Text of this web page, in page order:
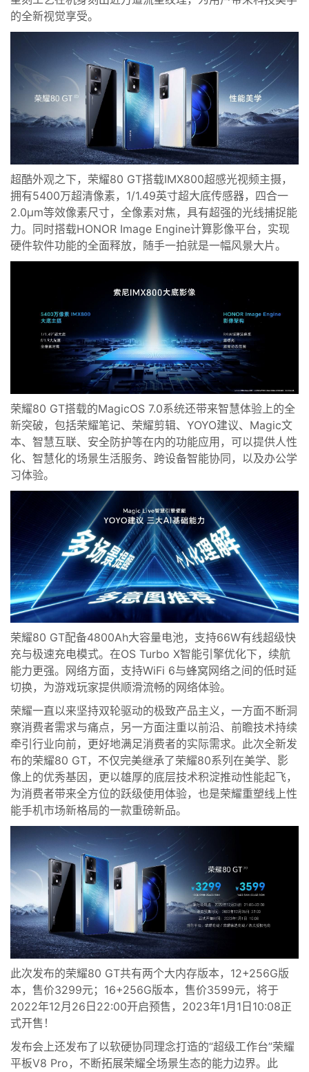
的全新视觉享受。
超酷外观之下， 荣耀80 GT搭载IMX800超感光视频主摄，
拥有5400万超清像素，1/1.49英寸超大底传感器，四合一
2.0μm等效像素尺寸，全像素对焦，具有超强的光线捕捉能
力。
同时搭载HONOR Image Engine计算影像平台，实现
硬件软件功能的全面释放，
随手一拍就是一幅风景大片。
荣耀80 GT搭载的MagicOS 7.0系统还带来智慧体验上的全
新突破， 包括荣耀笔记、 荣耀剪辑、YOYO建议、Magic文
本、智慧互联、安全防护等在内的功能应用，可以提供人性
化、智慧化的场景生活服务、跨设备智能协同，以及办公学
习体验。
荣耀80 GT配备4800Ah大容量电池，支持66W有线超级快
充与极速充电模式。 在OS Turbo X智能引擎优化下， 续航
能力更强。 网络方面， 支持WiFi 6与蜂窝网络之间的低时延
切换，为游戏玩家提供顺滑流畅的网络体验。
荣耀一直以来坚持双轮驱动的极致产品主义，一方面不断洞
察消费者需求与痛点，另一方面注重以前沿、前瞻技术持续
牵引行业向前，
更好地满足消费者的实际需求。此次全新发
布的荣耀80 GT， 不仅完美继承了荣耀80系列 在美学、影
像上的优秀基因 ，更以雄厚的底层技术积淀推动性能起飞，
为消费者带来全方位的跃级使用体验， 也是荣耀重塑线上性
能手机市场新格局的一款重磅新品。
此次发布的荣耀80 GT共有两个大内存版本，12+256G版
本，售价3299元；16+256G版本，售价3599元， 将于
2022年12月 26 日 22:00开启预售， 2023年1月 1 日 10:08正
式开售 ！
发布会上还发布了以软硬协同理念打造的“超级工作台”荣耀
平板V8 Pro，不断拓展荣耀全场景生态的能力边界。此